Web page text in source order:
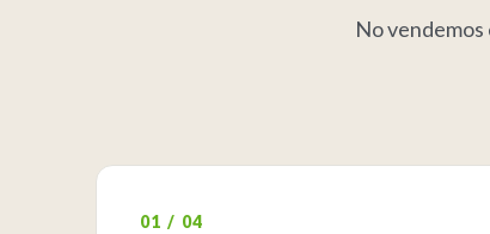
No vendemos
01 / 04